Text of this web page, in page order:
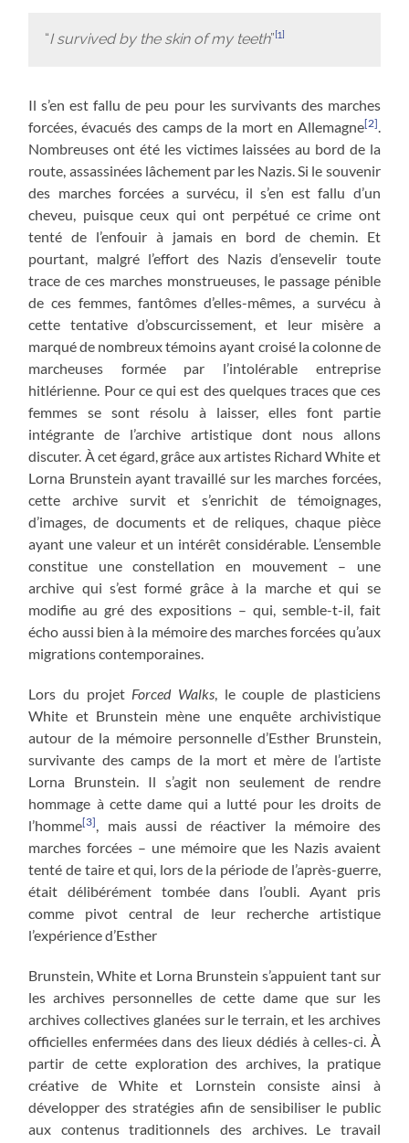
“I survived by the skin of my teeth” [1]
Il s’en est fallu de peu pour les survivants des marches
forcées, évacués des camps de la mort en Allemagne[2]
Nombreuses ont été les victimes laissées au bord de la
route, assassinées lâchement par les Nazis. Si le souvenir
des marches forcées a survécu, il s’en est fallu d’un
cheveu, puisque ceux qui ont perpétué ce crime ont
tenté de l’enfouir à jamais en bord de chemin. Et
pourtant, malgré l’effort des Nazis d’ensevelir toute
trace de ces marches monstrueuses, le passage pénible
de ces femmes, fantômes d’elles-mêmes, a survécu à
cette tentative d’obscurcissement, et leur misère a
marqué de nombreux témoins ayant croisé la colonne de
marcheuses formée par l’intolérable entreprise
hitlérienne. Pour ce qui est des quelques traces que ces
femmes se sont résolu à laisser, elles font partie
intégrante de l’archive artistique dont nous allons
discuter. À cet égard, grâce aux artistes Richard White et
Lorna Brunstein ayant travaillé sur les marches forcées,
cette archive survit et s’enrichit de témoignages,
d’images, de documents et de reliques, chaque pièce
ayant une valeur et un intérêt considérable. L’ensemble
constitue une constellation en mouvement – une
archive qui s’est formé grâce à la marche et qui se
modifie au gré des expositions – qui, semble-t-il, fait
écho aussi bien à la mémoire des marches forcées qu’aux
migrations contemporaines.
Lors du projet Forced Walks , le couple de plasticiens
White et Brunstein mène une enquête archivistique
autour de la mémoire personnelle d’Esther Brunstein,
survivante des camps de la mort et mère de l’artiste
Lorna Brunstein. Il s’agit non seulement de rendre
hommage à cette dame qui a lutté pour les droits de
l’homme[3]
, mais aussi de réactiver la mémoire des
marches forcées – une mémoire que les Nazis avaient
tenté de taire et qui, lors de la période de l’après-guerre,
était délibérément tombée dans l’oubli. Ayant pris
comme pivot central de leur recherche artistique
l’expérience d’Esther
Brunstein, White et Lorna Brunstein s’appuient tant sur
les archives personnelles de cette dame que sur les
archives collectives glanées sur le terrain, et les archives
officielles enfermées dans des lieux dédiés à celles-ci. À
partir de cette exploration des archives, la pratique
créative de White et Lornstein consiste ainsi à
développer des stratégies afin de sensibiliser le public
aux contenus traditionnels des archives. Le travail